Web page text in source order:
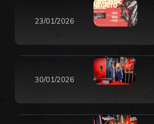
23/01/2026
30/01/2026